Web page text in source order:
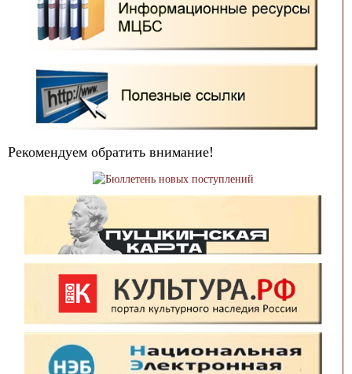
Рекомендуем обратить внимание!